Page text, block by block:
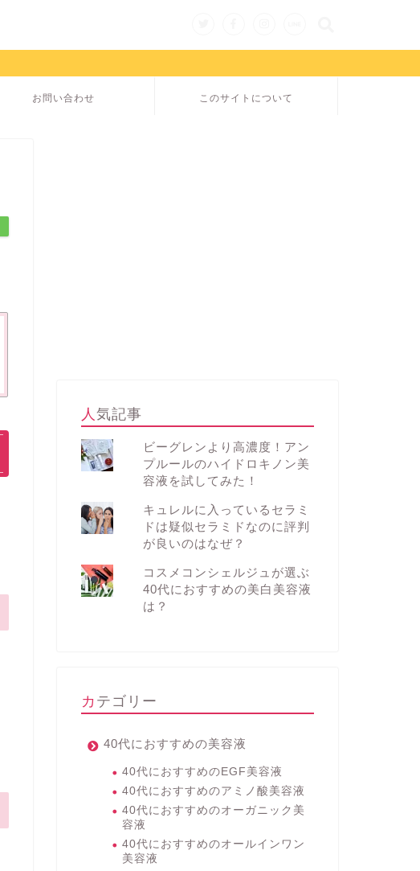
お問い合わせ このサイトについて
人気記事
ビーグレンより高濃度！アン
プルールのハイドロキノン美
容液を試してみた！
キュレルに入っているセラミ
ドは疑似セラミドなのに評判
が良いのはなぜ？
コスメコンシェルジュが選ぶ
40代におすすめの美白美容液
は？
カテゴリー
40代におすすめの美容液
40代におすすめのEGF美容液
40代におすすめのアミノ酸美容液
40代におすすめのオーガニック美
容液
40代におすすめのオールインワン
美容液